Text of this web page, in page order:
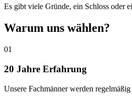
Es gibt viele Gründe, ein Schloss oder
Warum uns wählen?
01
20 Jahre Erfahrung
Unsere Fachmänner werden